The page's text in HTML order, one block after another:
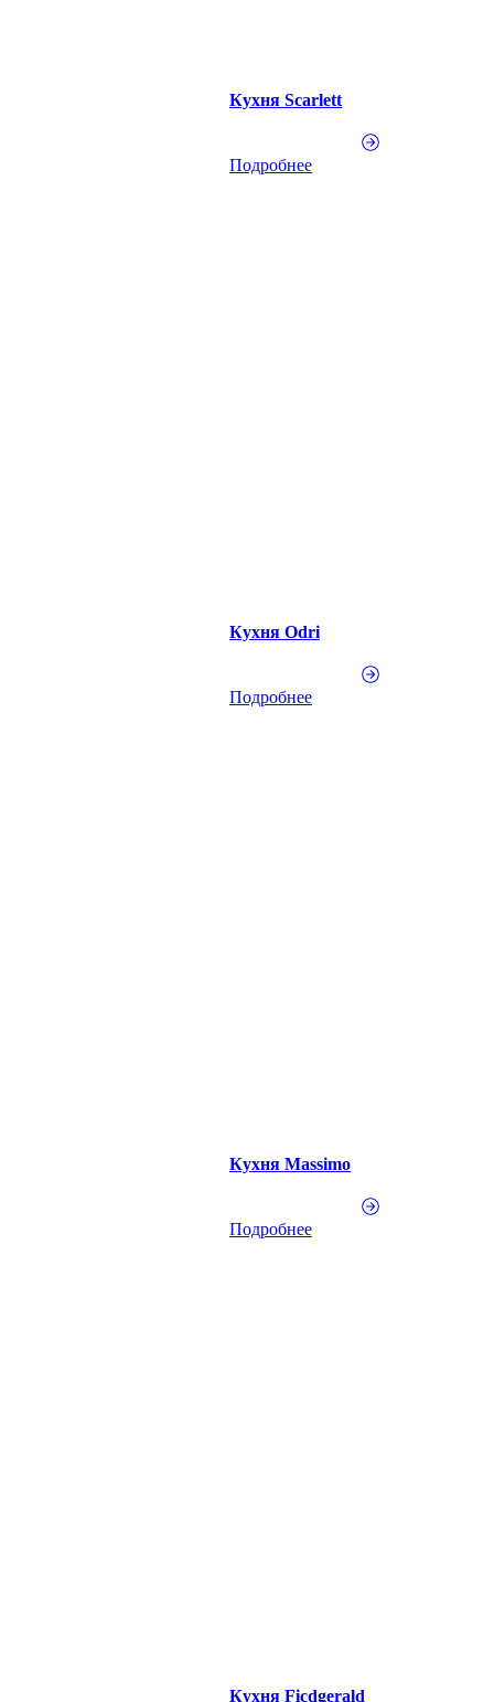
Кухня Scarlett
Подробнее
Кухня Odri
Подробнее
Кухня Massimo
Подробнее
Кухня Ficdgerald